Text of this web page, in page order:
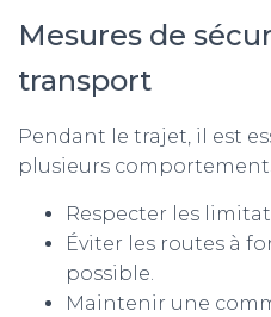
Mesures de
transport
Pendant le trajet, il est
plusieurs
Respecter les
Éviter les routes à
possible.
Maintenir une